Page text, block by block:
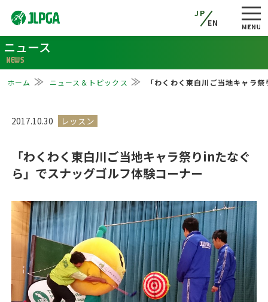
JP
EN
ニュース
NEWS
ホーム ニュース＆トピックス 「わくわく東白川ご当地キャラ
2017.10.30
「わくわく東白川ご当地キャラ祭りinたなぐ
ら」でスナッグゴルフ体験コーナー